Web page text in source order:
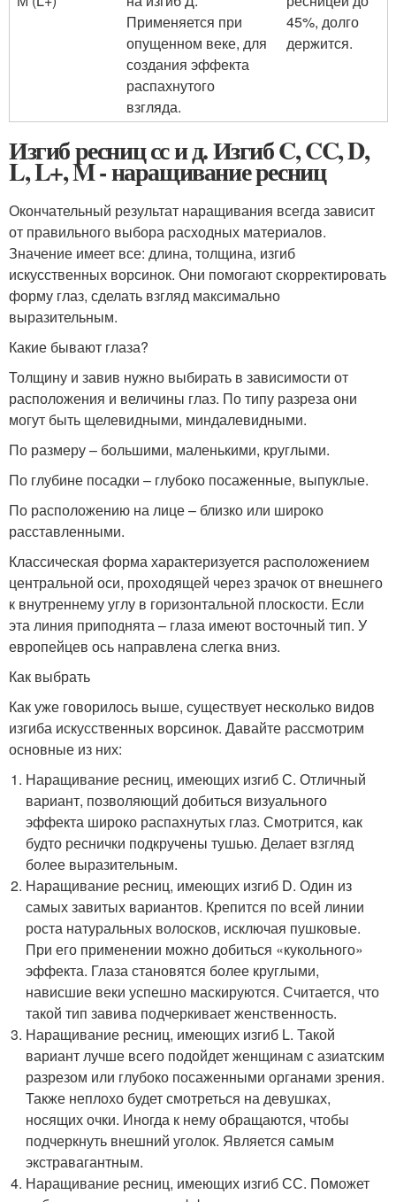
Применяется при
опущенном веке, для
создания эффекта
распахнутого
взгляда.
45%, долго
держится.
Изгиб ресниц сс и д. Изгиб C, CC, D,
L, L+, M - наращивание ресниц
Окончательный результат наращивания всегда зависит
от правильного выбора расходных материалов.
Значение имеет все: длина, толщина, изгиб
искусственных ворсинок. Они помогают скорректировать
форму глаз, сделать взгляд максимально
выразительным.
Какие бывают глаза?
Толщину и завив нужно выбирать в зависимости от
расположения и величины глаз. По типу разреза они
могут быть щелевидными, миндалевидными.
По размеру – большими, маленькими, круглыми.
По глубине посадки – глубоко посаженные, выпуклые.
По расположению на лице – близко или широко
расставленными.
Классическая форма характеризуется расположением
центральной оси, проходящей через зрачок от внешнего
к внутреннему углу в горизонтальной плоскости. Если
эта линия приподнята – глаза имеют восточный тип. У
европейцев ось направлена слегка вниз.
Как выбрать
Как уже говорилось выше, существует несколько видов
изгиба искусственных ворсинок. Давайте рассмотрим
основные из них:
Наращивание ресниц, имеющих изгиб С. Отличный
вариант, позволяющий добиться визуального
эффекта широко распахнутых глаз. Смотрится, как
будто реснички подкручены тушью. Делает взгляд
более выразительным.
Наращивание ресниц, имеющих изгиб D. Один из
самых завитых вариантов. Крепится по всей линии
роста натуральных волосков, исключая пушковые.
При его применении можно добиться «кукольного»
эффекта. Глаза становятся более круглыми,
нависшие веки успешно маскируются. Считается, что
такой тип завива подчеркивает женственность.
Наращивание ресниц, имеющих изгиб L. Такой
вариант лучше всего подойдет женщинам с азиатским
разрезом или глубоко посаженными органами зрения.
Также неплохо будет смотреться на девушках,
носящих очки. Иногда к нему обращаются, чтобы
подчеркнуть внешний уголок. Является самым
экстравагантным.
Наращивание ресниц, имеющих изгиб СС. Поможет